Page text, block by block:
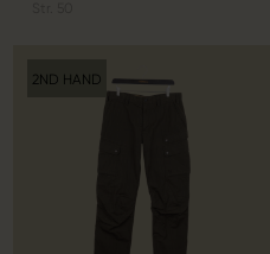
2ND HAND